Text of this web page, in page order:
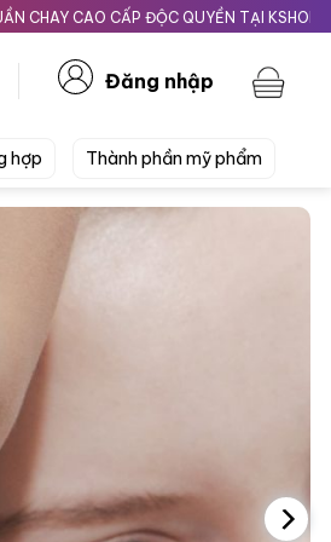
CẤP ĐỘC QUYỀN TẠI KSHOPBEAUTY.VN
Đăng nhập
hợp Thành phần mỹ phẩm